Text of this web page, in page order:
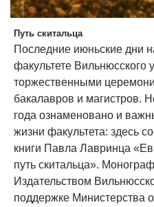
Путь скитальца
Последние июньские дни
факультете Вильнюсского
торжественными
бакалавров и магистров.
года ознаменовано и
жизни факультета: здесь
книги Павла Лавринца
путь скитальца».
Издательством
поддержке Министерства